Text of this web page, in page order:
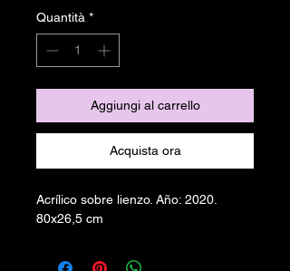
Quantità *
Aggiungi al carrello
Acquista ora
Acrílico sobre lienzo. Año: 2020.
80x26,5 cm